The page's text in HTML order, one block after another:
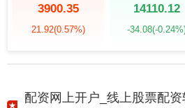
3900.35
21.92(0.57%)
14110.12
-34.08(-
配资网上开户_线上股票配